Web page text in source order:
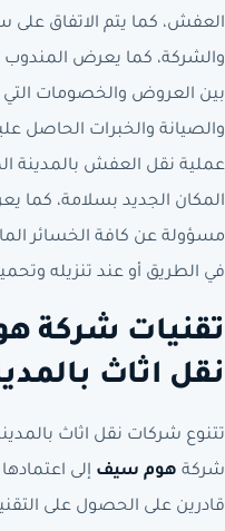
العفش، كما يتم الاتفاق
والشركة، كما يعرض المندوب
بين العروض والخصومات التي
والصيانة والخبرات الحاصل
عملية نقل العفش بالمدينة
المكان الجديد بسلامة، كما
مسؤولة عن كافة الخسائر
في الطريق أو عند تنزيله
تقنيات شركة
نقل اثاث
تتنوع شركات نقل اثاث
شركة هوم سيف إلى
قادرين على الحصول على